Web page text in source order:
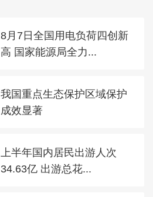
8月7日全国用电负荷四创新
高 国家能源局全力...
我国重点生态保护区域保护
成效显著
上半年国内居民出游人次
34.63亿 出游总花...